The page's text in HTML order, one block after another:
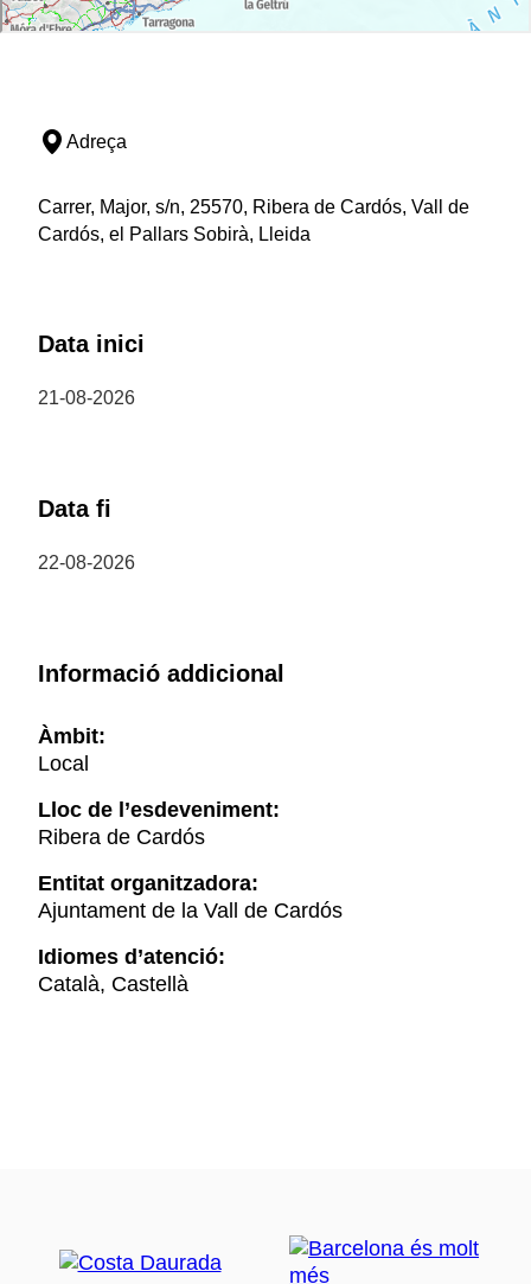
Adreça
Carrer, Major, s/n, 25570, Ribera de Cardós, Vall de
Cardós, el Pallars Sobirà, Lleida
Data inici
21-08-2026
Data fi
22-08-2026
Informació addicional
Àmbit:
Local
Lloc de l’esdeveniment:
Ribera de Cardós
Entitat organitzadora:
Ajuntament de la Vall de Cardós
Idiomes d’atenció:
Català, Castellà